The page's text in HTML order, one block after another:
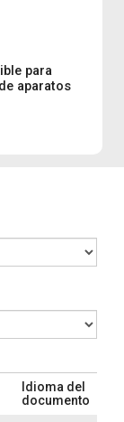
para
aparatos
Idioma del
documento